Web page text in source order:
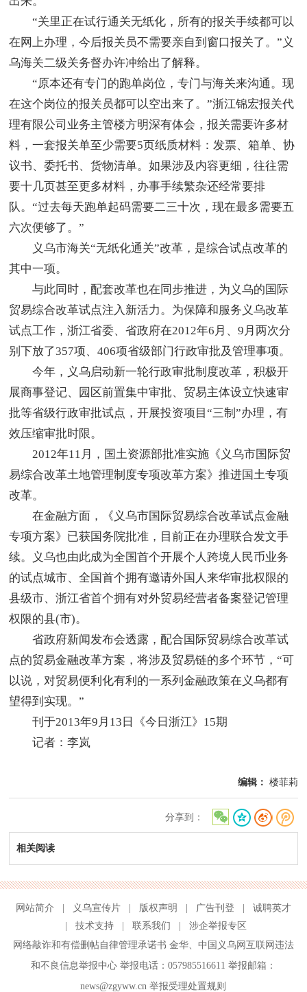
“关里正在试行通关无纸化，所有的报关手续都可以
在网上办理，今后报关员不需要亲自到窗口报关了。”义
乌海关二级关务督办许冲给出了解释。
“原本还有专门的跑单岗位，专门与海关来沟通。现
在这个岗位的报关员都可以空出来了。”浙江锦宏报关代
理有限公司业务主管楼方明深有体会，报关需要许多材
料，一套报关单至少需要5页纸质材料：发票、箱单、协
议书、委托书、货物清单。如果涉及内容更细，往往需
要十几页甚至更多材料，办事手续繁杂还经常要排
队。“过去每天跑单起码需要二三十次，现在最多需要五
六次便够了。”
义乌市海关“无纸化通关”改革，是综合试点改革的
其中一项。
与此同时，配套改革也在同步推进，为义乌的国际
贸易综合改革试点注入新活力。为保障和服务义乌改革
试点工作，浙江省委、省政府在2012年6月、9月两次分
别下放了357项、406项省级部门行政审批及管理事项。
今年，义乌启动新一轮行政审批制度改革，积极开
展商事登记、园区前置集中审批、贸易主体设立快速审
批等省级行政审批试点，开展投资项目“三制”办理，有
效压缩审批时限。
2012年11月，国土资源部批准实施《义乌市国际贸
易综合改革土地管理制度专项改革方案》推进国土专项
改革。
在金融方面，《义乌市国际贸易综合改革试点金融
专项方案》已获国务院批准，目前正在办理联合发文手
续。义乌也由此成为全国首个开展个人跨境人民币业务
的试点城市、全国首个拥有邀请外国人来华审批权限的
县级市、浙江省首个拥有对外贸易经营者备案登记管理
权限的县(市)。
省政府新闻发布会透露，配合国际贸易综合改革试
点的贸易金融改革方案，将涉及贸易链的多个环节，“可
以说，对贸易便利化有利的一系列金融政策在义乌都有
望得到实现。”
刊于2013年9月13日《今日浙江》15期
记者：李岚
编辑： 楼菲莉
分享到：
相关阅读
网站简介 义乌宣传片 版权声明 广告刊登
诚聘英才
技术支持 联系我们
涉企举报专区
网络敲诈和有偿删帖自律管理承诺书 金华、 中国义乌网互联网违法
和不良信息举报中心举报电话：057985516611 举报邮箱：
news@zgyww.cn举报受理处置规则